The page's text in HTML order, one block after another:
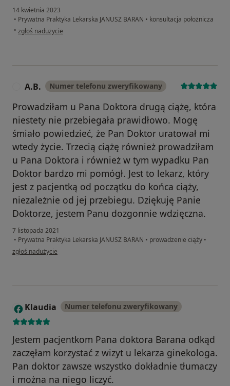
14 kwietnia 2023
• Prywatna Praktyka Lekarska JANUSZ BARAN • konsultacja położnicza
• w opinii użytkownika Angelika
zgłoś nadużycie
A.B. Numer telefonu zweryfikowany
Prowadziłam u Pana Doktora drugą ciążę, która
niestety nie przebiegała prawidłowo. Mogę
śmiało powiedzieć, że Pan Doktor uratował mi
wtedy życie. Trzecią ciążę również prowadziłam
u Pana Doktora i również w tym wypadku Pan
Doktor bardzo mi pomógł. Jest to lekarz, który
jest z pacjentką od początku do końca ciąży,
niezależnie od jej przebiegu. Dziękuję Panie
Doktorze, jestem Panu dozgonnie wdzięczna.
7 listopada 2021
• Prywatna Praktyka Lekarska JANUSZ BARAN • prowadzenie ciąży •
w opinii użytkownika A.B.
zgłoś nadużycie
K Klaudia Numer telefonu zweryfikowany
Jestem pacjentkom Pana doktora Barana odkąd
zaczęłam korzystać z wizyt u lekarza ginekologa.
Pan doktor zawsze wszystko dokładnie tłumaczy
i można na niego liczyć.